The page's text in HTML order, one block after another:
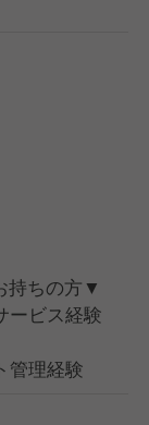
持ちの方▼
ービス経験
管理経験